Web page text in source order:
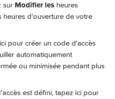
sur Modifier les heures
heures d'ouverture de votre
pour créer un code d'accès
automatiquement
ou minimisée pendant plus
est défini, tapez ici pour